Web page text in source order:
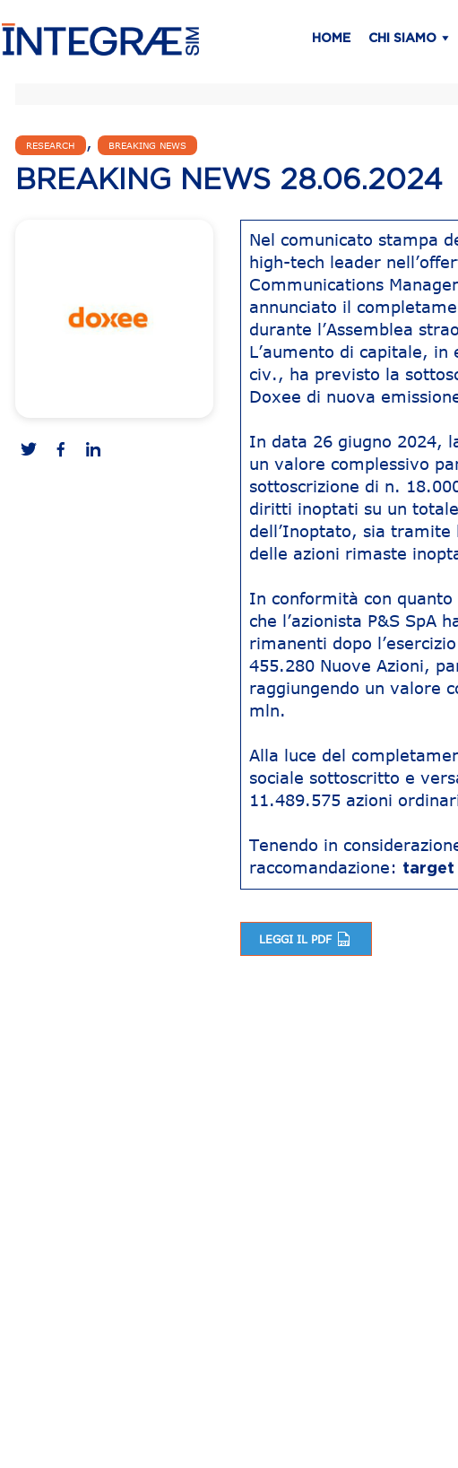
HOME CHI SIAMO
RESEARCH , BREAKING NEWS
BREAKING NEWS 28.06.2024
Nel comunicato stampa
high-tech leader
Communications
annunciato il
durante l’Assemblea
L’aumento di capitale,
civ., ha previsto la
Doxee di nuova
In data 26 giugno 2024,
un valore complessivo
sottoscrizione di n.
diritti inoptati su un
dell’Inoptato, sia tramite
delle azioni rimaste
In conformità con
che l’azionista P&S SpA
rimanenti dopo
455.280 Nuove Azioni,
raggiungendo un valore
mln.
Alla luce del
sociale sottoscritto e
11.489.575 azioni
Tenendo in
raccomandazione: target
LEGGI IL PDF